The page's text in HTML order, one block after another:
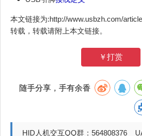
本文链接为:http://www.usbzh.com/
转载，转载请附上本文链接。
￥打赏
随手分享，手有余香
HID人机交互QQ群：564808376